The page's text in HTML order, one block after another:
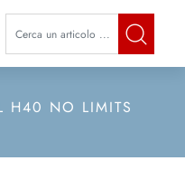
La modifica di un filtro
H40 NO LIMITS